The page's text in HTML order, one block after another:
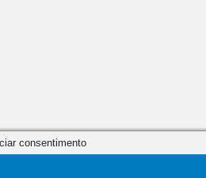
consentimento